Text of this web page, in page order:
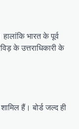
भारत के पूर्व
के उत्तराधिकारी के
हैं। बोर्ड जल्द ही